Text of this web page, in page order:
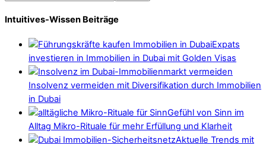
Intuitives-Wissen Beiträge
Expats
investieren in Immobilien in Dubai mit Golden Visas
Insolvenz vermeiden mit Diversifikation durch Immobilien
in Dubai
Gefühl von Sinn im
Alltag Mikro-Rituale für mehr Erfüllung und Klarheit
Aktuelle Trends mit